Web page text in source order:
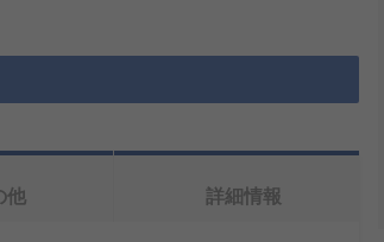
他 詳細情報